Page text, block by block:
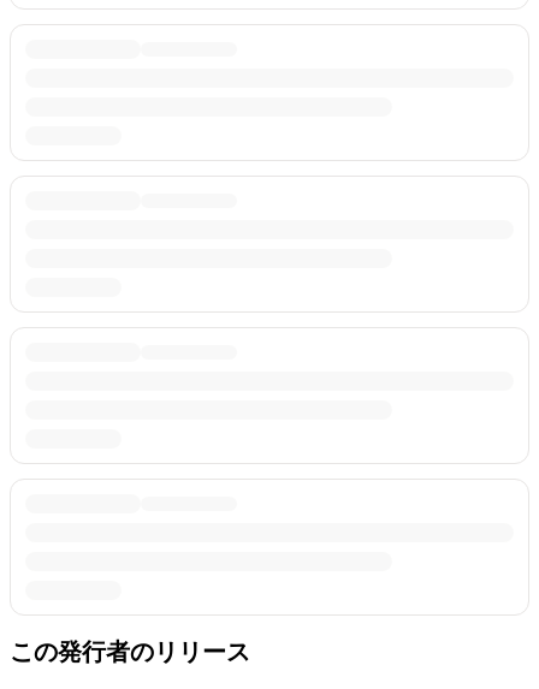
この発行者のリリース